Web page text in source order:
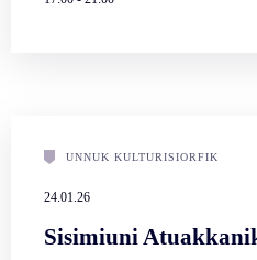
UNNUK KULTURISIORFIK
24.01.26
Sisimiuni